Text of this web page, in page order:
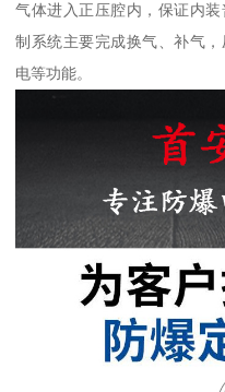
气体进入正压腔内，保证内
制系统主要完成换气、补气
电等功能。